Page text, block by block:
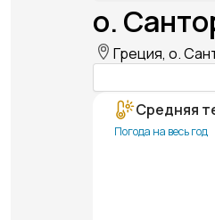
о.
Греция, о.
Средняя
Погода на весь год